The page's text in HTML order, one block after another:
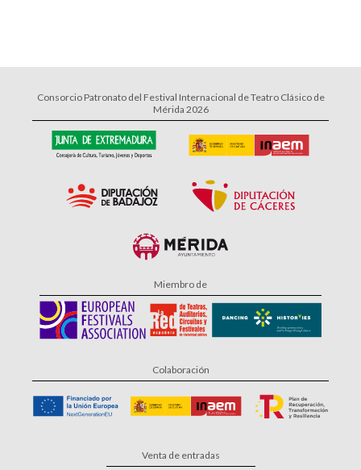
Consorcio Patronato del Festival Internacional de Teatro Clásico de
Mérida 2026
Miembro de
Colaboración
Venta de entradas